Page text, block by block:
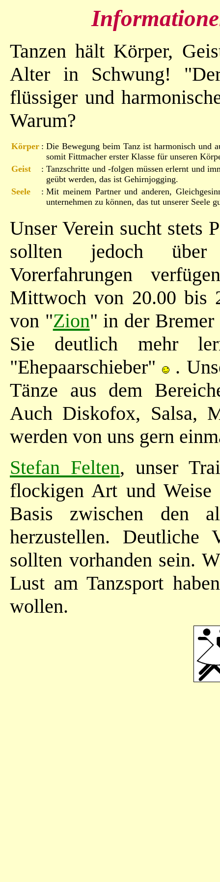
Tanzen hält Körper,
Alter in Schwung!
flüssiger und
Warum?
Körper : Die Bewegung beim Tanz ist harmonisch und
somit Fittmacher erster Klasse für unseren
Geist
: Tanzschritte und -folgen müssen erlernt und
geübt werden, das ist Gehirnjogging.
Seele
: Mit meinem Partner und anderen,
unternehmen zu können, das tut unserer Seele
Unser Verein sucht stets
sollten jedoch über
Vorerfahrungen
Mittwoch von 20.00 bis
von "Zion" in der Bremer
Sie deutlich mehr
"Ehepaarschieber"
.
Tänze aus dem
Auch Diskofox, Salsa,
werden von uns gern
Stefan Felten, unser
flockigen Art und Weise
Basis zwischen den
herzustellen. Deutliche
sollten vorhanden sein.
Lust am Tanzsport
wollen.